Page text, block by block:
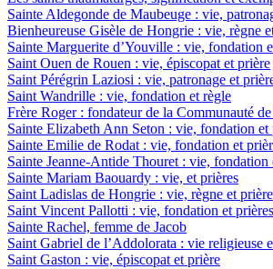
Sainte Aldegonde de Maubeuge : vie,
Bienheureuse Gisèle de Hongrie : vie, règne
Sainte Marguerite d’Youville : vie, fondation
Saint Ouen de Rouen : vie, épiscopat et prière
Saint Pérégrin Laziosi : vie, patronage et
Saint Wandrille : vie, fondation et règle
Frère Roger : fondateur de la Communauté
Sainte Elizabeth Ann Seton : vie, fondation et
Sainte Emilie de Rodat : vie, fondation et
Sainte Jeanne-Antide Thouret : vie, fondation
Sainte Mariam Baouardy : vie, et prières
Saint Ladislas de Hongrie : vie, règne et prière
Saint Vincent Pallotti : vie, fondation et prières
Sainte Rachel, femme de Jacob
Saint Gabriel de l’Addolorata : vie religieuse
Saint Gaston : vie, épiscopat et prière